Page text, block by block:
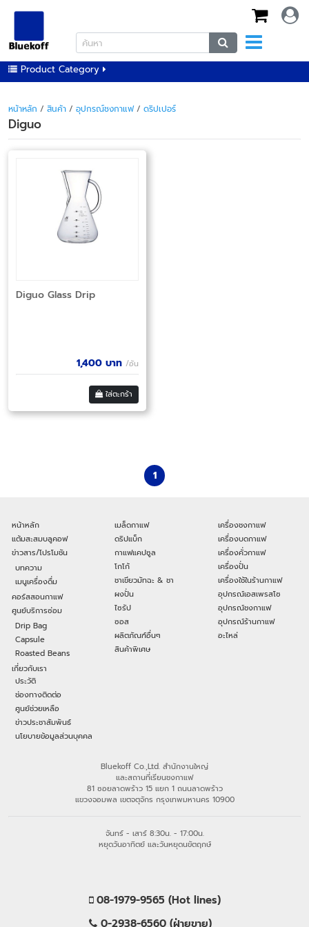
Product Category
หน้าหลัก / สินค้า / อุปกรณ์ชงกาแฟ/ ดริปเปอร์
Diguo
Diguo Glass Drip
1,400 บาท /อัน
ใส่ตะกร้า
1
หน้าหลัก
แต้มสะสมบลูคอฟ
ข่าวสาร/โปรโมชัน
บทความ
เมนูเครื่องดื่ม
คอร์สสอนกาแฟ
ศูนย์บริการซ่อม
Drip Bag
Capsule
Roasted Beans
เกี่ยวกับเรา
ประวัติ
ช่องทางติดต่อ
ศูนย์ช่วยเหลือ
ข่าวประชาสัมพันธ์
นโยบายข้อมูลส่วนบุคคล
เมล็ดกาแฟ
ดริปแบ็ก
กาแฟแคปซูล
โกโก้
ชาเขียวมัทฉะ & ชา
ผงปั่น
ไซรัป
ซอส
ผลิตภัณฑ์อื่นๆ
สินค้าพิเศษ
เครื่องชงกาแฟ
เครื่องบดกาแฟ
เครื่องคั่วกาแฟ
เครื่องปั่น
เครื่องใช้ในร้านกาแฟ
อุปกรณ์เอสเพรสโซ
อุปกรณ์ชงกาแฟ
อุปกรณ์ร้านกาแฟ
อะไหล่
Bluekoff Co.,Ltd. สำนักงานใหญ่
และสถานที่เรียนชงกาแฟ
81 ซอยลาดพร้าว 15 แยก 1 ถนนลาดพร้าว
แขวงจอมพล เขตจตุจักร กรุงเทพมหานคร 10900
จันทร์ - เสาร์ 8:30น. - 17:00น.
หยุดวันอาทิตย์ และวันหยุดนขัตฤกษ์
08-1979-9565 (Hot lines)
0-2938-6560 (ฝ่ายขาย)